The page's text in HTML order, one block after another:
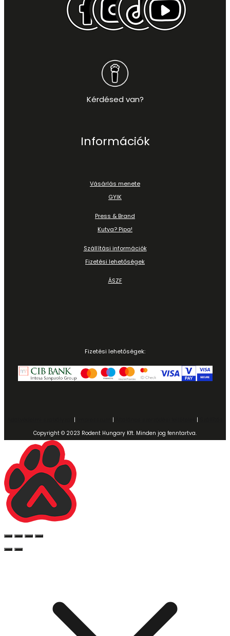
Kérdésed van?
Információk
Vásárlás menete
GYIK
Press & Brand
Kutya? Pipa!
Szállítási információk
Fizetési lehetőségek
ÁSZF
Fizetési lehetőségek:
| | |
Copyright © 2023 Rodent Hungary Kft. Minden jog fenntartva.